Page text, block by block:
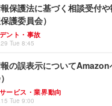
保護法に基づく相談受付
護委員会）
ント・事故
Tue 8:45
の誤表示について
ービス・業界動向
Tue 9:00